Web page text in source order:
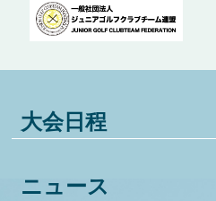
大会日程
ニュース